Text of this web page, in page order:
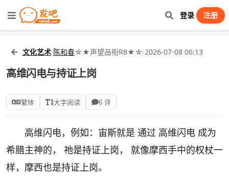
登录 注册
文化艺术·陈和春☆★声望品衔R8★☆·2026-07-08 06:13
高维闪电与持证上岗
繁体 大字阅读 6 评
高维闪电，例如：宙斯就是 通过 高维闪电 成为
希腊主神的， 祂是持证上岗， 就像摩西手中的权杖一
样，摩西也是持证上岗。